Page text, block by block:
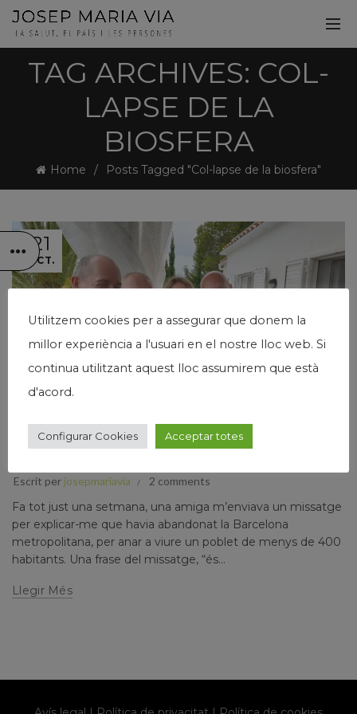
TAG ARCHIVES: COL-
LAPSE DE LA
BIOSFERA
Home Posts Tagged "Col-lapse de la biosfera"
21
OCT.
Economia,Humanisme,Josep Maria Via,Papers prvats
VIURE AVUI
Escrit per josepmariavia 2 comments
Fa tot just una setmana, una amiga m’enviava un missatge
per explicar-me que havia abandonat la Barcelona
metropolitana, per anar a viure un poblet de menys de 400
habitants. Una frase del missatge, “és...
Llegir Més
Utilitzem cookies per a assegurar que donem la
millor experiència a l'usuari en el nostre lloc web. Si
continua utilitzant aquest lloc assumirem que està
d'acord.
Configurar Cookies Acceptar totes